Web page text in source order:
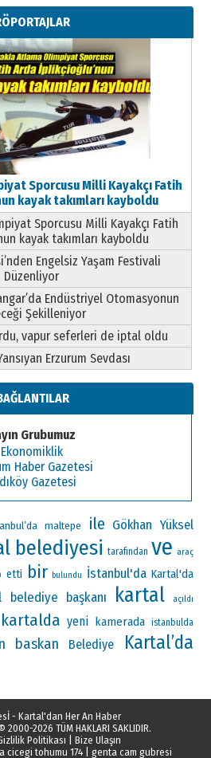
Aileyi Korumak
Sporcusu Milli Kayakçı Fatih
kayak takımları kayboldu
Sporcusu Milli Kayakçı Fatih
kayak takımları kayboldu
Engelsiz Yaşam Festivali
Düzenliyor
Endüstriyel Otomasyonun
Şekilleniyor
vapur seferleri de iptal oldu
Erzurum Sevdası
Grubumuz
Ekonomiklik
Haber Gazetesi
Gazetesi
maltepe ile Gökhan Yüksel
belediyesi tarafından ve araç
etti bir bulundu İstanbul'da Kartal'da
belediye başkanı kartal açıldı
kartalda yeni kamerada istanbulda
baskan Belediye Kartal’da
- Kartal'dan Her An Haber
2000-2026 TÜM HAKLARI SAKLIDIR.
Politikası
Bize Ulaşın
cicegi tohumu 174| genta cam gubresi